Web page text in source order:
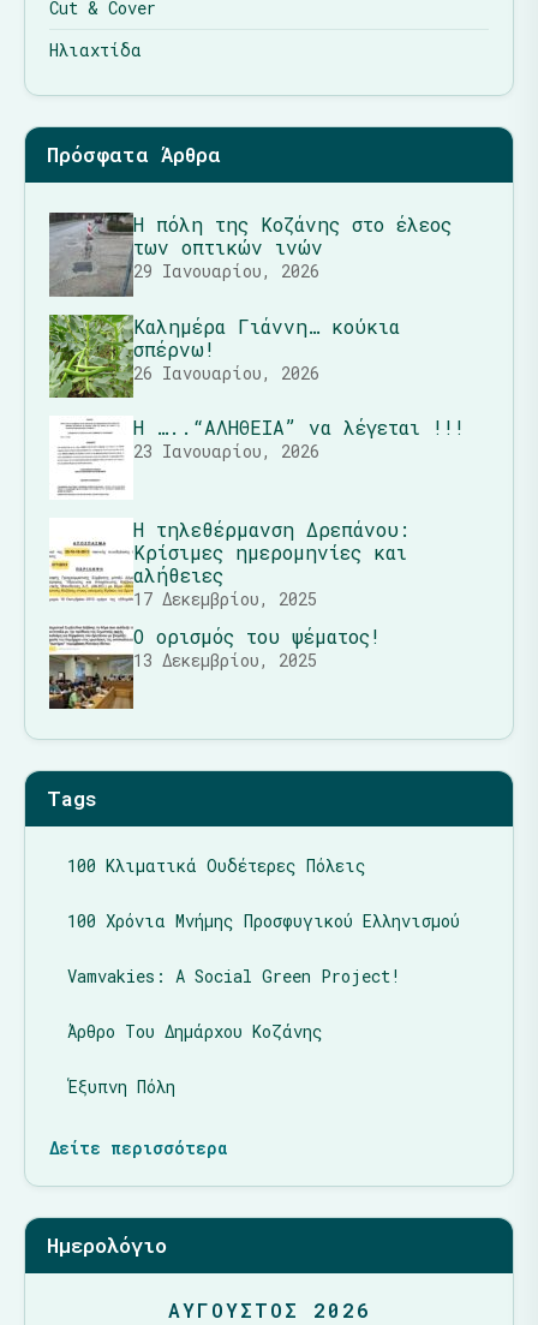
Cut & Cover
Ηλιαχτίδα
Πρόσφατα Άρθρα
Η πόλη της Κοζάνης στο έλεος
των οπτικών ινών
29 Ιανουαρίου, 2026
Καλημέρα Γιάννη… κούκια
σπέρνω!
26 Ιανουαρίου, 2026
Η …..“ΑΛΗΘΕΙΑ” να λέγεται !!!
23 Ιανουαρίου, 2026
Η τηλεθέρμανση Δρεπάνου:
Κρίσιμες ημερομηνίες και
αλήθειες
17 Δεκεμβρίου, 2025
Ο ορισμός του ψέματος!
13 Δεκεμβρίου, 2025
Tags
100 Κλιματικά Ουδέτερες Πόλεις
100 Χρόνια Μνήμης Προσφυγικού Ελληνισμού
Vamvakies: A Social Green Project!
Άρθρο Του Δημάρχου Κοζάνης
Έξυπνη Πόλη
Δείτε περισσότερα
Ημερολόγιο
ΑΎΓΟΥΣΤΟΣ 2026